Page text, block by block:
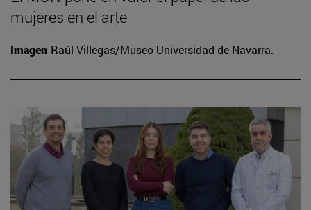
mujeres en el arte
Imagen Raúl Villegas/Museo Universidad de Navarra.